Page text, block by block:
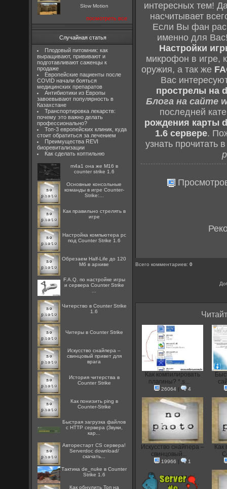
Slow Motion
посмотреть все
Случайная статья
Плодовый питомник: как
выращивают, прививают и
подготавливают саженцы к
продаже
Европейские пациенты после
COVID начали бояться
медицинских препаратов
Антибиотики из Европы
завоевывают популярность в
Казахстане
Транспортировка лекарств:
почему это важно делать
профессионально?
Топ-3 европейских клиник, куда
стоит обратиться за лечением
Преимущества REVI
биоревитализации
Как сделать коптильню
m4a1 она же M16 в
counter strike 1.6
Основные консольные
команды в игре Counter-
Strike:...
Как правильно стрелять в
игре
Настройка компьютера pc
под Counter Strike 1.6
Обрезаем Half-Life до 120
Мб в архиве
F.A.Q. по настройке игры
и сервера Counter Strike
Читерство в Counter Strike
1.6
Читеры в Counter Strike
Искусство снайпера –
свинцовый привет для
врага
История читерства в
Counter Strike
Как понизить ping в
Counter-Strike
Быстрая загрузка файлов
с HTTP сервера (Звуки,
кар...
Авторестарт CS сервера!
Serverdoc download/
скачать...
Тактика de_nuke в Counter
Strike 1.6
Как обнулить Топ на
интересных тем!
насчитывает
Если Вы фан
именно для
Настройки
микрофон в игре,
оружия, а так же
Вас
прострелы на
Блога на сайте
последней
рождения карты
1.6 сервере.
узнать прочитать
Всего комментариев:0
Как компилировать
плагины? *.s...
26064| 4
Искусство снайпера –
свинцовый...
19966 | 1
Как